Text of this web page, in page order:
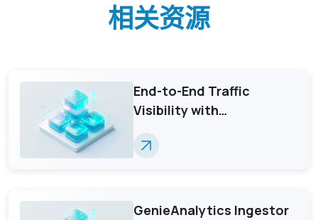
相关资源
End-to-End Traffic
Visibility with
GenieAnalytics Deep
Trace
GenieAnalytics Ingestor